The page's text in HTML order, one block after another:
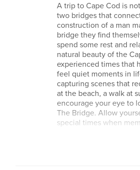
A trip to Cape Cod is
two bridges that
construction of a man
bridge they find
spend some rest and
natural beauty of the
experienced times that
feel quiet moments in
capturing scenes that
at the beach, a walk at
encourage your eye to
The Bridge. Allow
special times when